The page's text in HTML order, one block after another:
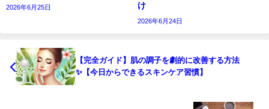
2026年6月25日
け
2026年6月24日
【完全ガイド】肌の調子を劇的に改善する方法
✨【今日からできるスキンケア習慣】